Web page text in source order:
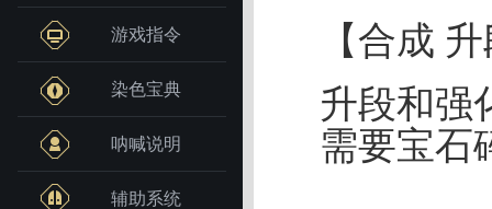
游戏指令
染色宝典
呐喊说明
辅助系统
【合成
升段和强
需要宝石